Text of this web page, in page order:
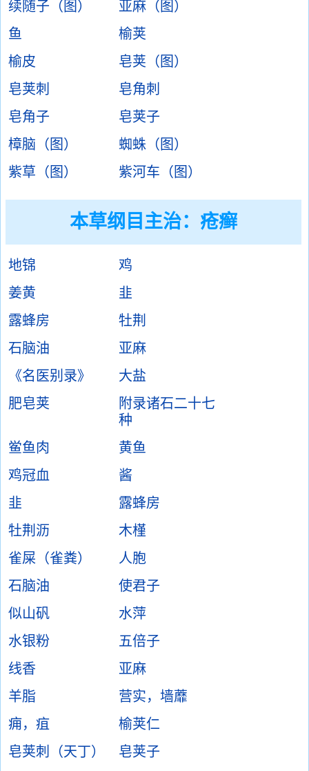
续随子（图）
亚麻（图）
鱼
榆荚
榆皮
皂荚（图）
皂荚刺
皂角刺
皂角子
皂荚子
樟脑（图）
蜘蛛（图）
紫草（图）
紫河车（图）
本草纲目主治：疮癣
地锦
鸡
姜黄
韭
露蜂房
牡荆
石脑油
亚麻
《名医别录》
大盐
肥皂荚
附录诸石二十七
种
鲎鱼肉
黄鱼
鸡冠血
酱
韭
露蜂房
牡荆沥
木槿
雀屎（雀粪）
人胞
石脑油
使君子
似山矾
水萍
水银粉
五倍子
线香
亚麻
羊脂
营实，墙蘼
痈，疽
榆荚仁
皂荚刺（天丁）
皂荚子